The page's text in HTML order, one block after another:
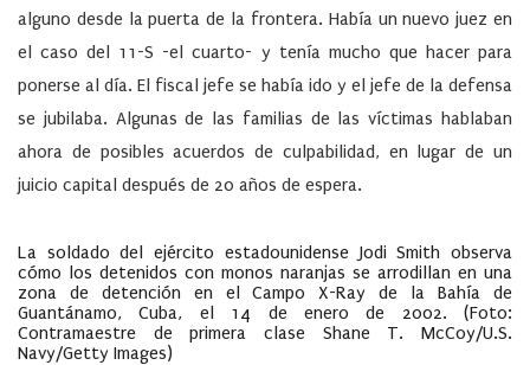
alguno desde la puerta de la frontera. Había un nuevo juez en
el caso del 11-S -el cuarto- y tenía mucho que hacer para
ponerse al día. El fiscal jefe se había ido y el jefe de la defensa
se jubilaba. Algunas de las familias de las víctimas hablaban
ahora de posibles acuerdos de culpabilidad, en lugar de un
juicio capital después de 20 años de espera.
La soldado del ejército estadounidense Jodi Smith observa
cómo los detenidos con monos naranjas se arrodillan en una
zona de detención en el Campo X-Ray de la Bahía de
Guantánamo, Cuba, el 14 de enero de 2002. (Foto:
Contramaestre de primera clase Shane T. McCoy/U.S.
Navy/Getty Images)